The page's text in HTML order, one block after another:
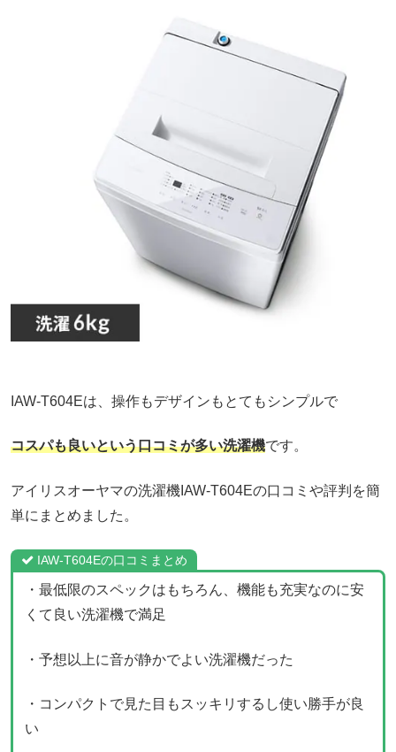
IAW-T604Eは、操作もデザインもとてもシンプルで
コスパも良いという口コミが多い洗濯機です。
アイリスオーヤマの洗濯機IAW-T604Eの口コミや評判を簡
単にまとめました。
IAW-T604Eの口コミまとめ
・最低限のスペックはもちろん、機能も充実なのに安
くて良い洗濯機で満足
・予想以上に音が静かでよい洗濯機だった
・コンパクトで見た目もスッキリするし使い勝手が良
い